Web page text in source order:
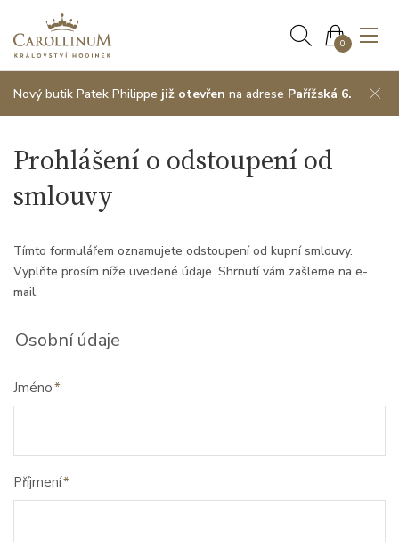
0
Nový butik Patek Philippe již otevřen na adrese Pařížská 6.
Prohlášení o odstoupení od
smlouvy
Tímto formulářem oznamujete odstoupení od kupní smlouvy.
Vyplňte prosím níže uvedené údaje. Shrnutí vám zašleme na e-
mail.
Osobní údaje
Jméno
Příjmení